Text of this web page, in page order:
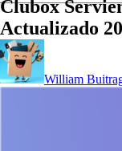
Clubox
Actualizado
William